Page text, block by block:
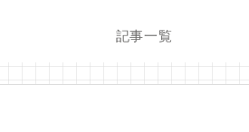
記事一覧